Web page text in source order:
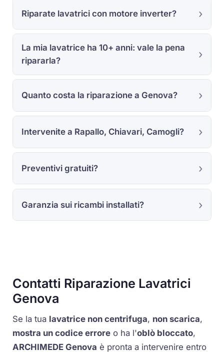
Riparate lavatrici con motore inverter?
La mia lavatrice ha 10+ anni: vale la pena
ripararla?
Quanto costa la riparazione a Genova?
Intervenite a Rapallo, Chiavari, Camogli?
Preventivi gratuiti?
Garanzia sui ricambi installati?
Contatti Riparazione Lavatrici
Genova
Se la tua lavatrice non centrifuga, non scarica,
mostra un codice errore o ha l'oblò bloccato,
ARCHIMEDE Genova è pronta a intervenire entro